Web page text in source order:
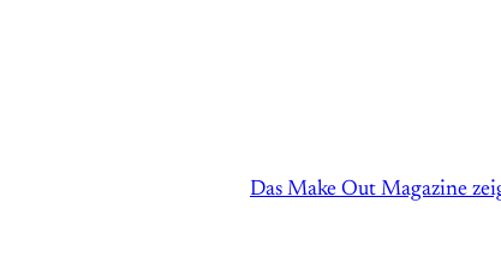
Das Make Out Magazine